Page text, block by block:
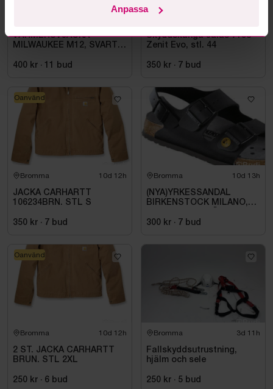
Anpassa
VÄRMEHUVJACKA
MILWAUKEE M12, SVART
400 kr · 11 bud
Skyddskänga Jalas 7198
Zenit Evo, stl. 44
350 kr · 7 bud
Bromma 10d 12h
JACKA CARHARTT
106234BRN. STL S
350 kr · 7 bud
Oanvänd
Bromma 10d 13h
(NYA)YRKESSANDAL
BIRKENSTOCK MILANO,
SVART. STL 42
300 kr · 7 bud
Bromma 10d 12h
2 ST. JACKA CARHARTT
BRUN. STL 2XL
250 kr · 6 bud
Oanvänd
Bromma 3d 11h
Fallskyddsutrustning,
hjälm och sele
250 kr · 5 bud